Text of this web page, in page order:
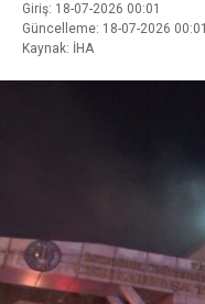
Giriş: 18-07-2026 00:01
Güncelleme: 18-07-2026 00:01
Kaynak: İHA